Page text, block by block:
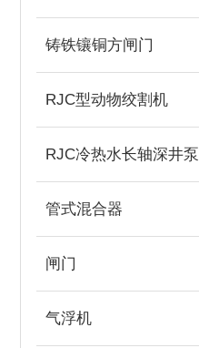
铸铁镶铜方闸门
RJC型动物绞割机
RJC冷热水长轴深井泵
管式混合器
闸门
气浮机